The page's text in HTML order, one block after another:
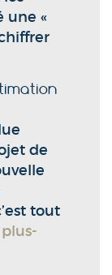
une «
de
tout